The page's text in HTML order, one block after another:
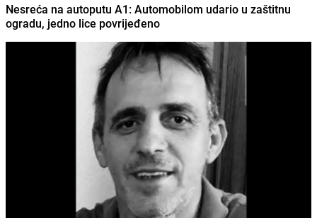
Nesreća na autoputu A1: Automobilom udario u zaštitnu
ogradu, jedno lice povrijeđeno